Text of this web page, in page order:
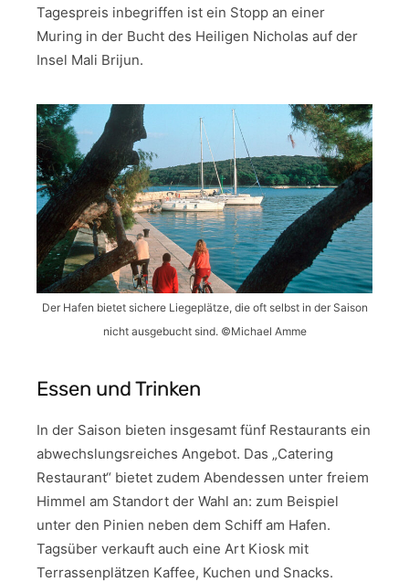
Tagespreis inbegriffen ist ein Stopp an einer
Muring in der Bucht des Heiligen Nicholas auf der
Insel Mali Brijun.
Der Hafen bietet sichere Liegeplätze, die oft selbst in der Saison
nicht ausgebucht sind. ©Michael Amme
Essen und Trinken
In der Saison bieten insgesamt fünf Restaurants ein
abwechslungsreiches Angebot. Das „Catering
Restaurant“ bietet zudem Abendessen unter freiem
Himmel am Standort der Wahl an: zum Beispiel
unter den Pinien neben dem Schiff am Hafen.
Tagsüber verkauft auch eine Art Kiosk mit
Terrassenplätzen Kaffee, Kuchen und Snacks.